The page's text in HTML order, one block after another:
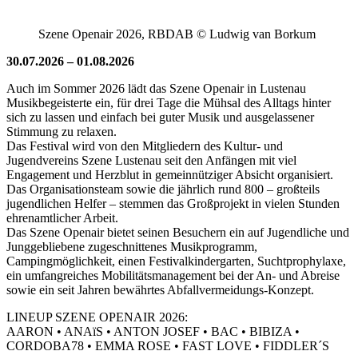
Szene Openair 2026, RBDAB © Ludwig van Borkum
30.07.2026 – 01.08.2026
Auch im Sommer 2026 lädt das Szene Openair in Lustenau
Musikbegeisterte ein, für drei Tage die Mühsal des Alltags hinter
sich zu lassen und einfach bei guter Musik und ausgelassener
Stimmung zu relaxen.
Das Festival wird von den Mitgliedern des Kultur- und
Jugendvereins Szene Lustenau seit den Anfängen mit viel
Engagement und Herzblut in gemeinnütziger Absicht organisiert.
Das Organisationsteam sowie die jährlich rund 800 – großteils
jugendlichen Helfer – stemmen das Großprojekt in vielen Stunden
ehrenamtlicher Arbeit.
Das Szene Openair bietet seinen Besuchern ein auf Jugendliche und
Junggebliebene zugeschnittenes Musikprogramm,
Campingmöglichkeit, einen Festivalkindergarten, Suchtprophylaxe,
ein umfangreiches Mobilitätsmanagement bei der An- und Abreise
sowie ein seit Jahren bewährtes Abfallvermeidungs-Konzept.
LINEUP SZENE OPENAIR 2026:
AARON • ANAïS • ANTON JOSEF • BAC • BIBIZA •
CORDOBA78 • EMMA ROSE • FAST LOVE • FIDDLER´S